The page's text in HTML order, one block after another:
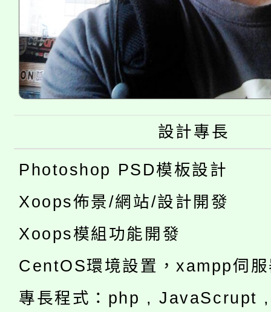
設計專長
Photoshop PSD模板設計
Xoops佈景/網站/設計開發
Xoops模組功能開發
CentOS環境設置，xampp伺
專長程式：php , JavaScrupt